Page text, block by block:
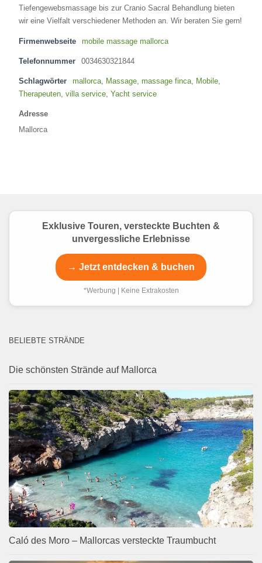
Tiefengewebsmassage bis zur Cranio Sacral Behandlung bieten
wir eine Vielfalt verschiedener Methoden an. Wir beraten Sie gern!
Firmenwebseite mobile massage mallorca
Telefonnummer 0034630321844
Schlagwörter mallorca Massage massage finca Mobile
Therapeuten villa service Yacht service
Adresse
Mallorca
Exklusive Touren, versteckte Buchten &
unvergessliche Erlebnisse
→ Jetzt entdecken & buchen
*Werbung | Keine Extrakosten
BELIEBTE STRÄNDE
Die schönsten Strände auf Mallorca
Caló des Moro – Mallorcas versteckte Traumbucht